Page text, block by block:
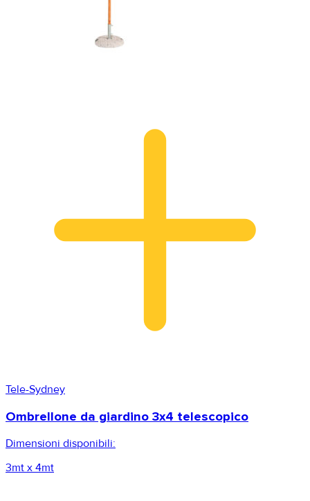
Tele-Sydney
Ombrellone da giardino 3x4 telescopico
Dimensioni disponibili:
3mt x 4mt